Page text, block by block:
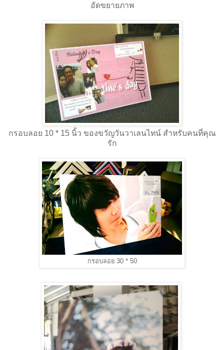
อัดขยายภาพ
กรอบลอย 10 * 15 นิ้ว ของขวัญวันวาเลนไทน์ สำหรับคนที่คุณ
รัก
กรอบลอย 30 * 50